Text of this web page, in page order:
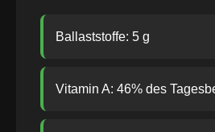
Ballaststoffe: 5 g
Vitamin A: 46% des